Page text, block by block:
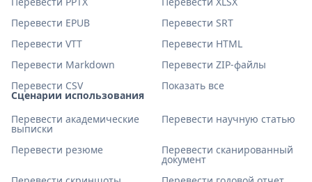
Сценарии использования
Перевести академические
выписки
Перевести научную статью
Перевести резюме Перевести сканированный
документ
Перевести EPUB
Перевести SRT
Перевести VTT
Перевести HTML
Перевести Markdown
Перевести ZIP-файлы
Перевести CSV
Показать все